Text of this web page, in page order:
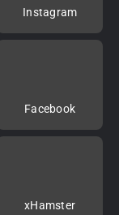
Instagram
Facebook
xHamster